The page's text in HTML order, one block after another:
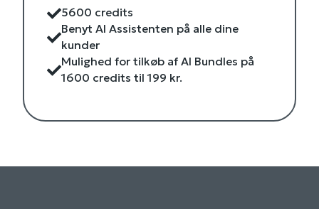
5600 credits
Benyt AI Assistenten på alle dine
kunder
Mulighed for tilkøb af AI Bundles på
1600 credits til 199 kr.